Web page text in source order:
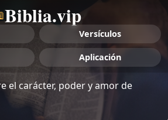
Biblia.vip
Versículos
Aplicación
el carácter, poder y amor de